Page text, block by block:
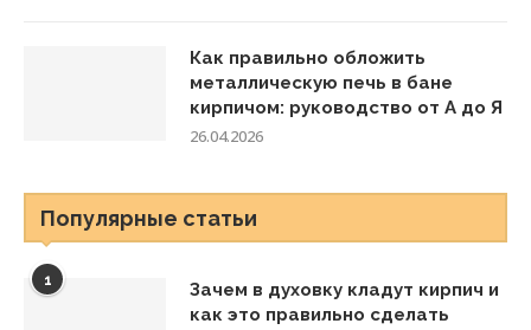
Как правильно обложить
металлическую печь в бане
кирпичом: руководство от А до Я
26.04.2026
Популярные статьи
1
Зачем в духовку кладут кирпич и
как это правильно сделать